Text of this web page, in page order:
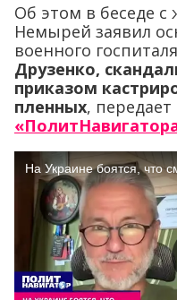
Об этом в беседе
Немырей заявил
военного
Друзенко,
приказом
пленных,